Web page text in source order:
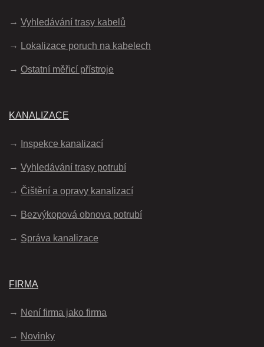
Vyhledávání trasy kabelů
Lokalizace poruch na kabelech
Ostatní měřicí přístroje
KANALIZACE
Inspekce kanalizací
Vyhledávání trasy potrubí
Čištění a opravy kanalizací
Bezvýkopová obnova potrubí
Správa kanalizace
FIRMA
Není firma jako firma
Novinky